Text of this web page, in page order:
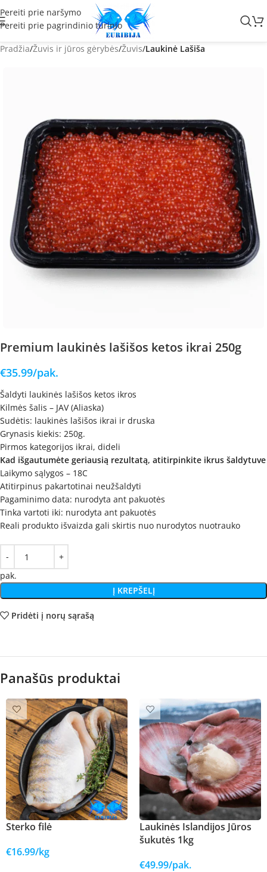
Pereiti prie naršymo
Pereiti prie pagrindinio turinio
Pradžia Žuvis ir jūros gėrybės Žuvis Laukinė Lašiša
Premium laukinės lašišos ketos ikrai 250g
€35.99/pak.
Šaldyti laukinės lašišos ketos ikros
Kilmės šalis – JAV (Aliaska)
Sudėtis: laukinės lašišos ikrai ir druska
Grynasis kiekis: 250g.
Pirmos kategorijos ikrai, dideli
Kad išgautumėte geriausią rezultatą, atitirpinkite ikrus šaldytuve
Laikymo sąlygos – 18C
Atitirpinus pakartotinai neužšaldyti
Pagaminimo data: nurodyta ant pakuotės
Tinka vartoti iki: nurodyta ant pakuotės
Reali produkto išvaizda gali skirtis nuo nurodytos nuotrauko
pak.
Į KREPŠELĮ
Pridėti į norų sąrašą
Panašūs produktai
Sterko filė
€16.99/kg
Laukinės Islandijos Jūros
šukutės 1kg
€49.99/pak.